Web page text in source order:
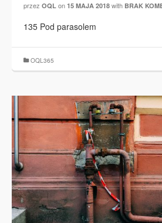
przez OQL on 15 MAJA 2018 with BRAK
135 Pod parasolem
OQL365